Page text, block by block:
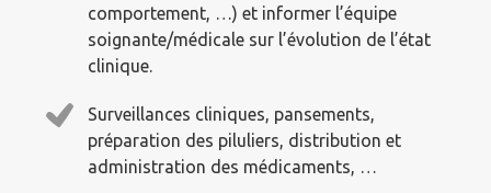
comportement, …) et informer l’équipe
soignante/médicale sur l’évolution de l’état
clinique.
Surveillances cliniques, pansements,
préparation des piluliers, distribution et
administration des médicaments, …